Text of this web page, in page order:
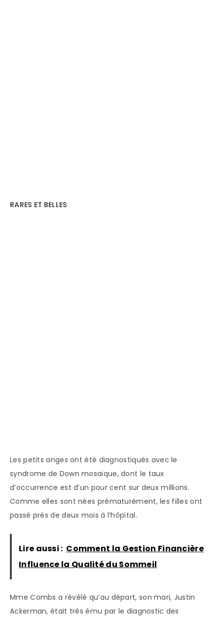
RARES ET BELLES
Les petits anges ont été diagnostiqués avec le
syndrome de Down mosaïque, dont le taux
d’occurrence est d’un pour cent sur deux millions.
Comme elles sont nées prématurément, les filles ont
passé près de deux mois à l’hôpital.
Lire aussi : Comment la Gestion Financière
Influence la Qualité du Sommeil
Mme Combs a révélé qu’au départ, son mari, Justin
Ackerman, était très ému par le diagnostic des